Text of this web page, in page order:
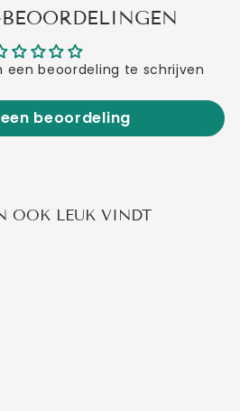
een beoordeling te schrijven
beoordeling
OOK LEUK VINDT